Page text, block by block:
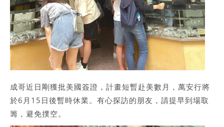
成哥近日剛獲批美國簽證，計畫短暫赴美數月，萬安行將
於6月15日後暫時休業。有心探訪的朋友，請提早到場取
籌，避免撲空。